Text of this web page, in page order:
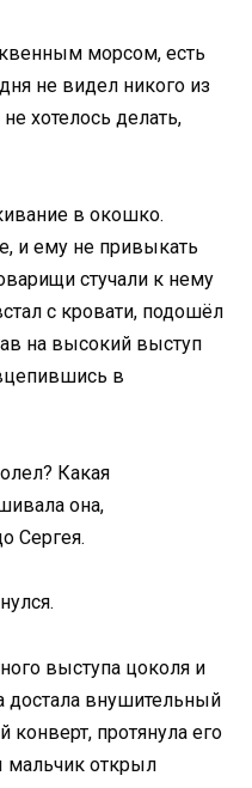
морсом, есть
не видел никого из
хотелось делать,
в окошко.
и ему не привыкать
стучали к нему
с кровати, подошёл
на высокий выступ
в
Какая
она,
Сергея.
выступа цоколя и
достала внушительный
протянула его
мальчик открыл